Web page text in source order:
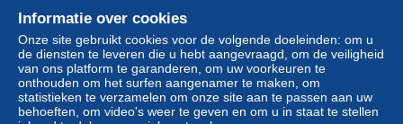
Informatie over cookies
Onze site gebruikt cookies voor de volgende doeleinden: om u
de diensten te leveren die u hebt aangevraagd, om de veiligheid
van ons platform te garanderen, om uw voorkeuren te
onthouden om het surfen aangenamer te maken, om
statistieken te verzamelen om onze site aan te passen aan uw
behoeften, om video's weer te geven en om u in staat te stellen